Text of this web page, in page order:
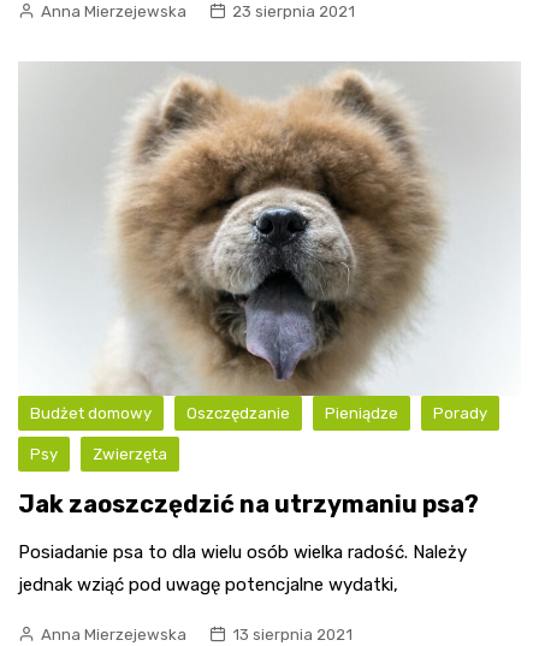
Anna Mierzejewska 23 sierpnia 2021
Budżet domowy Oszczędzanie Pieniądze Porady
Psy Zwierzęta
Jak zaoszczędzić na utrzymaniu psa?
Posiadanie psa to dla wielu osób wielka radość. Należy
jednak wziąć pod uwagę potencjalne wydatki,
Anna Mierzejewska 13 sierpnia 2021